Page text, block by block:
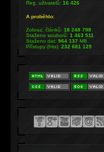
Reg. uživatelů:16 426
A proběhlo:
Zobraz. článků:18 248 798
Staženo souborů:1 463 511
Staženo dat:964 137MB
Přístupy (hits):232 681 129